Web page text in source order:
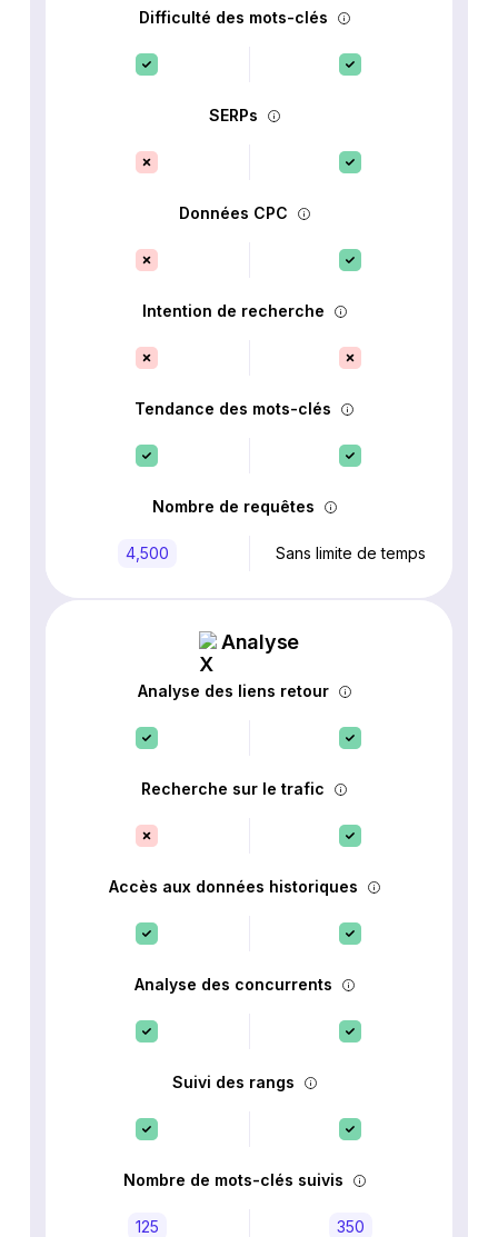
Difficulté des mots-clés
SERPs
Données CPC
Intention de recherche
Tendance des mots-clés
Nombre de requêtes
4,500 Sans limite de temps
Analyse
Analyse des liens retour
Recherche sur le trafic
Accès aux données historiques
Analyse des concurrents
Suivi des rangs
Nombre de mots-clés suivis
125 350